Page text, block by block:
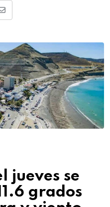
Share
Email
jueves se
grados